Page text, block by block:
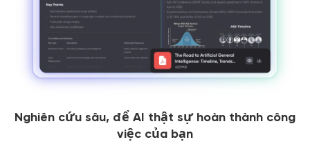
Nghiên cứu sâu, để AI thật sự hoàn thành công
việc của bạn